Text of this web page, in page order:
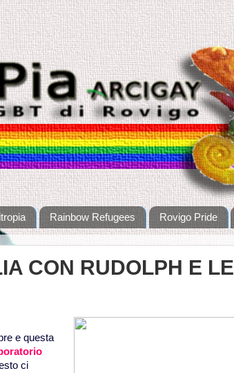
Rainbow Refugees Rovigo Pride
CON RUDOLPH E LE
e questa
ci